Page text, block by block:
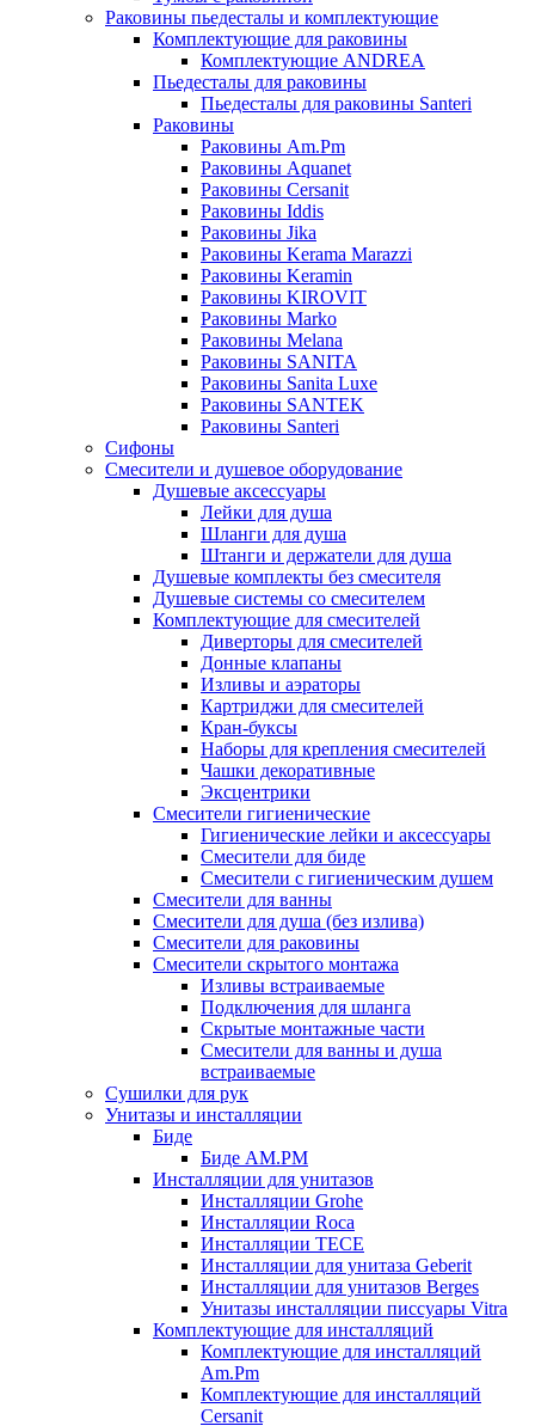
Раковины пьедесталы и комплектующие
Комплектующие для раковины
Комплектующие ANDREA
Пьедесталы для раковины
Пьедесталы для раковины Santeri
Раковины
Раковины Am.Pm
Раковины Aquanet
Раковины Cersanit
Раковины Iddis
Раковины Jika
Раковины Kerama Marazzi
Раковины Keramin
Раковины KIROVIT
Раковины Marko
Раковины Melana
Раковины SANITA
Раковины Sanita Luxe
Раковины SANTEK
Раковины Santeri
Сифоны
Смесители и душевое оборудование
Душевые аксессуары
Лейки для душа
Шланги для душа
Штанги и держатели для душа
Душевые комплекты без смесителя
Душевые системы со смесителем
Комплектующие для смесителей
Диверторы для смесителей
Донные клапаны
Изливы и аэраторы
Картриджи для смесителей
Кран-буксы
Наборы для крепления смесителей
Чашки декоративные
Эксцентрики
Смесители гигиенические
Гигиенические лейки и аксессуары
Смесители для биде
Смесители с гигиеническим душем
Смесители для ванны
Смесители для душа (без излива)
Смесители для раковины
Смесители скрытого монтажа
Изливы встраиваемые
Подключения для шланга
Скрытые монтажные части
Смесители для ванны и душа
встраиваемые
Сушилки для рук
Унитазы и инсталляции
Биде
Биде AM.PM
Инсталляции для унитазов
Инсталляции Grohe
Инсталляции Roca
Инсталляции TECE
Инсталляции для унитаза Geberit
Инсталляции для унитазов Berges
Унитазы инсталляции писсуары Vitra
Комплектующие для инсталляций
Комплектующие для инсталляций
Am.Pm
Комплектующие для инсталляций
Cersanit